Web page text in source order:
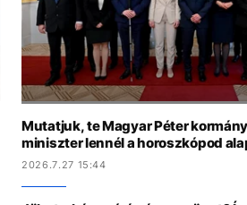
Mutatjuk, te Magyar Péter
miniszter lennél a horoszkópod
2026.7.27 15:44